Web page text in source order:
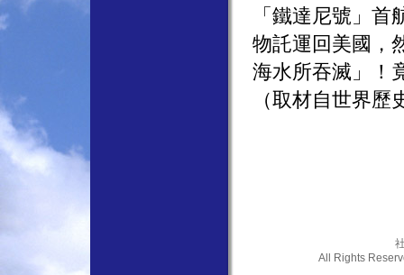
「鐵達尼號」
物託運回美國，
海水所吞滅」！
（取材自世界歷
All Rights